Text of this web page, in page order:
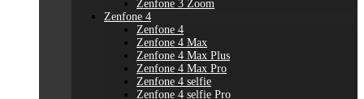
Zenfone 3 Zoom
Zenfone 4
Zenfone 4
Zenfone 4 Max
Zenfone 4 Max Plus
Zenfone 4 Max Pro
Zenfone 4 selfie
Zenfone 4 selfie Pro